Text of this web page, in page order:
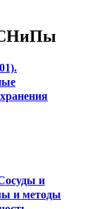
и
и методы